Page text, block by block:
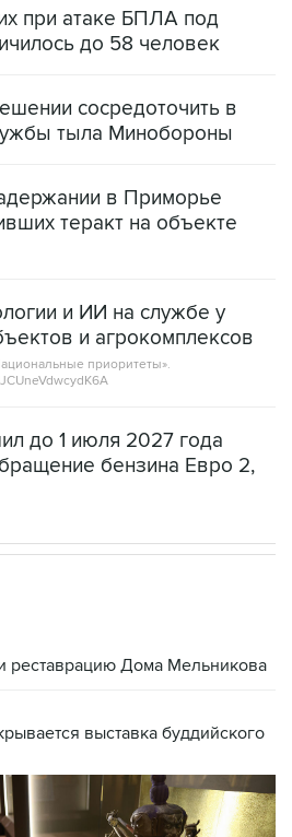
при атаке БПЛА под
до 58 человек
сосредоточить в
тыла Минобороны
в Приморье
теракт на объекте
и ИИ на службе у
и агрокомплексов
приоритеты».
до 1 июля 2027 года
бензина Евро 2,
реставрацию Дома Мельникова
выставка буддийского